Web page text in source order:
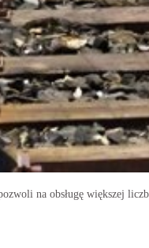
na obsługę większej